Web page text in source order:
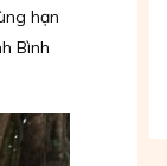
hạn
Bình